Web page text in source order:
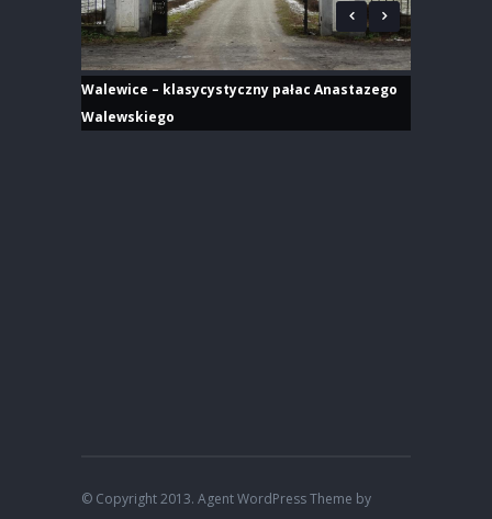
Walewice – klasycystyczny pałac Anastazego
Walewskiego
© Copyright 2013. Agent WordPress Theme by